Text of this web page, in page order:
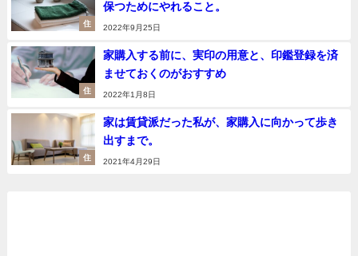
住
保つためにやれること。
2022年9月25日
住
家購入する前に、実印の用意と、印鑑登録を済
ませておくのがおすすめ
2022年1月8日
住
家は賃貸派だった私が、家購入に向かって歩き
出すまで。
2021年4月29日